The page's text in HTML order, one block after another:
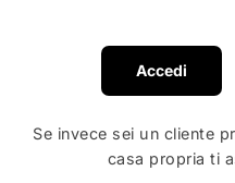
Accedi
Se invece sei un cliente
casa propria ti